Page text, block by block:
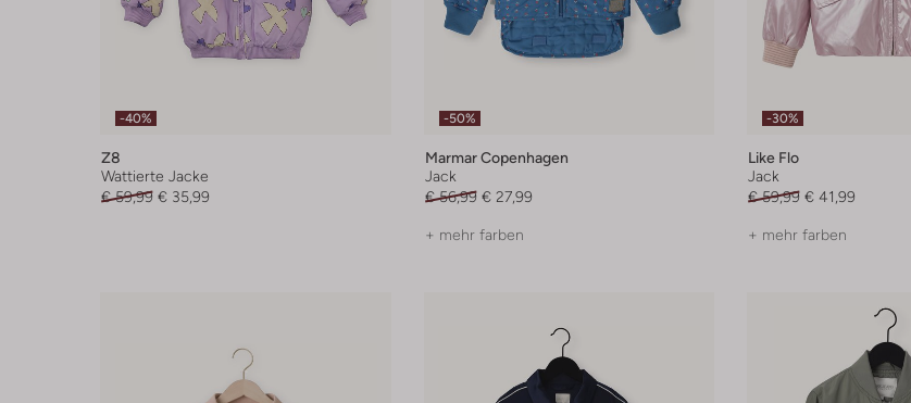
-40%
Z8
Wattierte Jacke
€ 59,99 € 35,99
-50%
Marmar Copenhagen
Jack
€ 56,99 € 27,99
+ mehr farben
-30%
Like Flo
Jack
€ 59,99 € 41,99
+ mehr farben